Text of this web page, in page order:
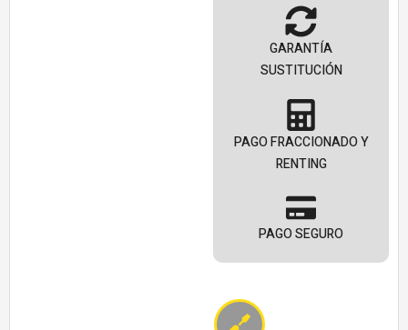
GARANTÍA
SUSTITUCIÓN
PAGO FRACCIONADO Y
RENTING
PAGO SEGURO